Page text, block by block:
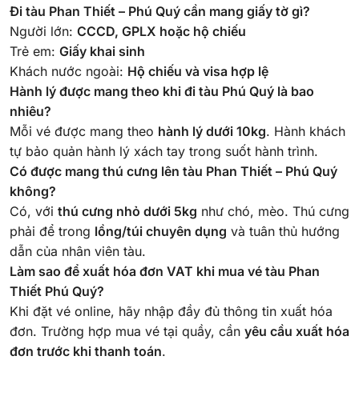
Đi tàu Phan Thiết – Phú Quý cần mang giấy tờ gì?
Người lớn: CCCD, GPLX hoặc hộ chiếu
Trẻ em: Giấy khai sinh
Khách nước ngoài: Hộ chiếu và visa hợp lệ
Hành lý được mang theo khi đi tàu Phú Quý là bao
nhiêu?
Mỗi vé được mang theo hành lý dưới 10kg. Hành khách
tự bảo quản hành lý xách tay trong suốt hành trình.
Có được mang thú cưng lên tàu Phan Thiết – Phú Quý
không?
Có, với thú cưng nhỏ dưới 5kg như chó, mèo. Thú cưng
phải để trong lồng/túi chuyên dụng và tuân thủ hướng
dẫn của nhân viên tàu.
Làm sao để xuất hóa đơn VAT khi mua vé tàu Phan
Thiết Phú Quý?
Khi đặt vé online, hãy nhập đầy đủ thông tin xuất hóa
đơn. Trường hợp mua vé tại quầy, cần yêu cầu xuất hóa
đơn trước khi thanh toán.